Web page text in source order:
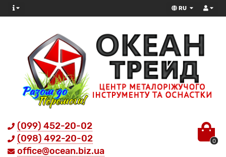
RU
(099) 452-20-02
(098) 492-20-02
office@ocean.biz.ua
0